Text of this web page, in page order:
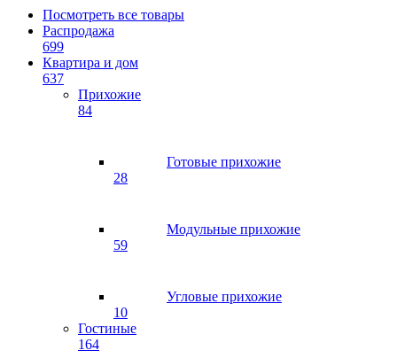
Посмотреть все товары
Распродажа
699
Квартира и дом
637
Прихожие
84
Готовые прихожие
28
Модульные прихожие
59
Угловые прихожие
10
Гостиные
164